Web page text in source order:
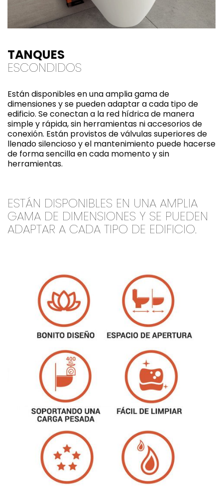
TANQUES
ESCONDIDOS
Están disponibles en una amplia gama de
dimensiones y se pueden adaptar a cada tipo de
edificio. Se conectan a la red hídrica de manera
simple y rápida, sin herramientas ni accesorios de
conexión. Están provistos de válvulas superiores de
llenado silencioso y el mantenimiento puede hacerse
de forma sencilla en cada momento y sin
herramientas.
ESTÁN DISPONIBLES EN UNA AMPLIA
GAMA DE DIMENSIONES Y SE PUEDEN
ADAPTAR A CADA TIPO DE EDIFICIO.